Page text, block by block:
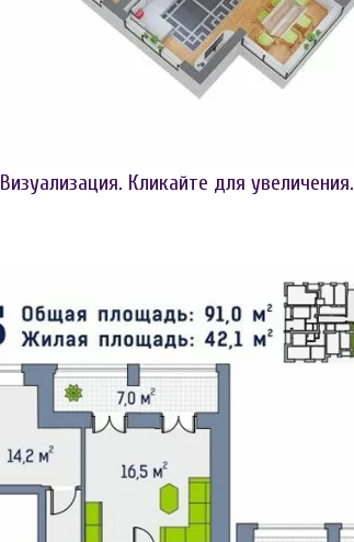
Визуализация. Кликайте для увеличения.